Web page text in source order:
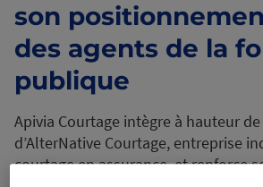
son
des agents de la
publique
Apivia Courtage intègre à hauteur
d’AlterNative Courtage, entreprise
courtage en assurance, et renforce